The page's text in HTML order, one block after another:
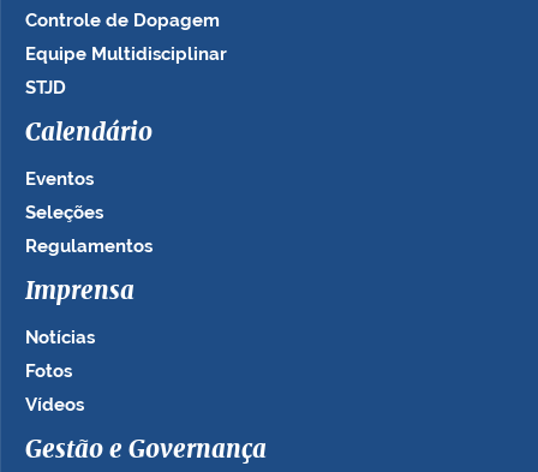
Controle de Dopagem
Equipe Multidisciplinar
STJD
Calendário
Eventos
Seleções
Regulamentos
Imprensa
Notícias
Fotos
Vídeos
Gestão e Governança